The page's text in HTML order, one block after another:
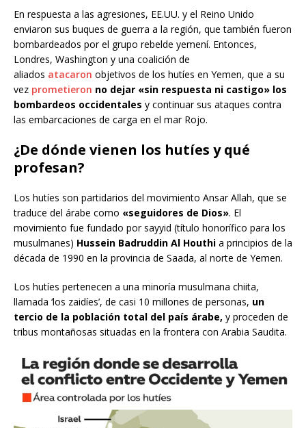
En respuesta a las agresiones, EE.UU. y el Reino Unido
enviaron sus buques de guerra a la región, que también fueron
bombardeados por el grupo rebelde yemení. Entonces,
Londres, Washington y una coalición de
aliados atacaron objetivos de los hutíes en Yemen, que a su
vez prometieron no dejar «sin respuesta ni castigo» los
bombardeos occidentales y continuar sus ataques contra
las embarcaciones de carga en el mar Rojo.
¿De dónde vienen los hutíes y qué
profesan?
Los hutíes son partidarios del movimiento Ansar Allah, que se
traduce del árabe como «seguidores de Dios». El
movimiento fue fundado por sayyid (título honorífico para los
musulmanes) Hussein Badruddin Al Houthi a principios de la
década de 1990 en la provincia de Saada, al norte de Yemen.
Los hutíes pertenecen a una minoría musulmana chiita,
llamada ‘los zaidíes’, de casi 10 millones de personas, un
tercio de la población total del país árabe, y proceden de
tribus montañosas situadas en la frontera con Arabia Saudita.